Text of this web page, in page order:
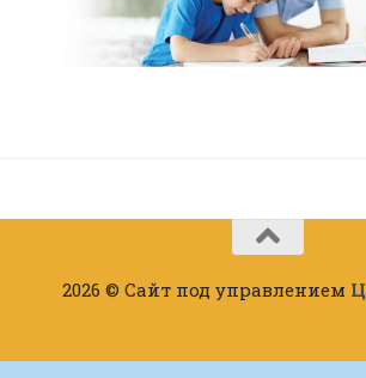
2026 © Сайт под управлением